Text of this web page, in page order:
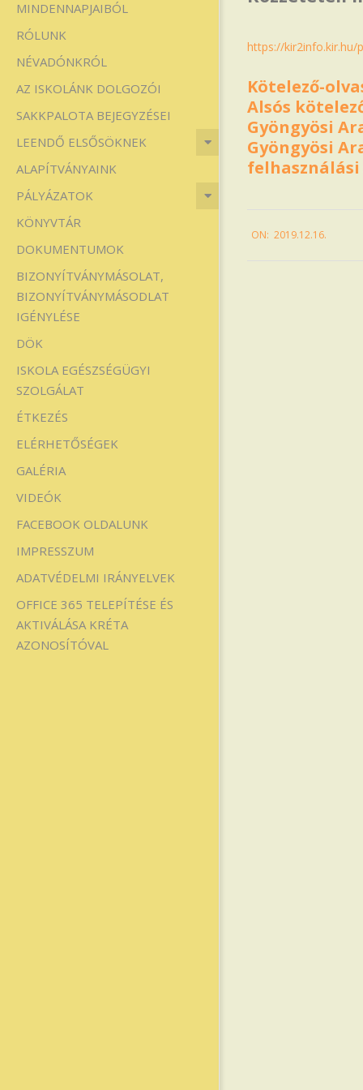
Iskola
MINDENNAPJAIBÓL
RÓLUNK
NÉVADÓNKRÓL
AZ ISKOLÁNK DOLGOZÓI
SAKKPALOTA BEJEGYZÉSEI
LEENDŐ ELSŐSÖKNEK
ALAPÍTVÁNYAINK
PÁLYÁZATOK
KÖNYVTÁR
DOKUMENTUMOK
BIZONYÍTVÁNYMÁSOLAT,
BIZONYÍTVÁNYMÁSODLAT
IGÉNYLÉSE
DÖK
ISKOLA EGÉSZSÉGÜGYI
SZOLGÁLAT
ÉTKEZÉS
ELÉRHETŐSÉGEK
GALÉRIA
VIDEÓK
FACEBOOK OLDALUNK
IMPRESSZUM
ADATVÉDELMI IRÁNYELVEK
OFFICE 365 TELEPÍTÉSE ÉS
AKTIVÁLÁSA KRÉTA
AZONOSÍTÓVAL
https://kir2info.kir.hu/
Kötelező-
Alsós
Gyöngyösi
Gyöngyösi
12-
ON: 2019.12.16.